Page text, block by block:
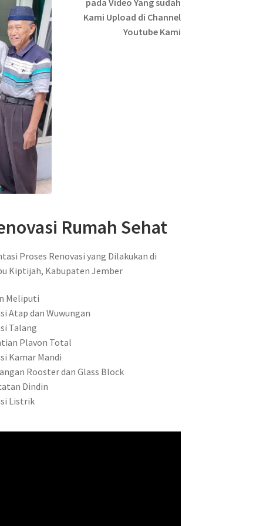
Kami Upload di Channel
Youtube Kami
Rumah Sehat
Proses Renovasi yang Dilakukan di
Kiptijah, Kabupaten Jember
Meliputi
Atap dan Wuwungan
Talang
Plavon Total
Kamar Mandi
Rooster dan Glass Block
Dindin
Listrik